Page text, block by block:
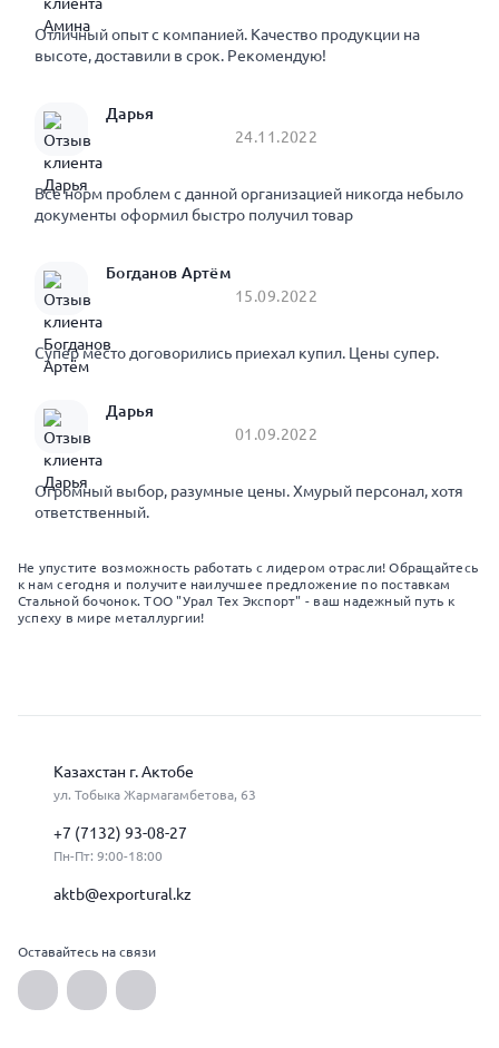
Отличный опыт с компанией. Качество продукции на
высоте, доставили в срок. Рекомендую!
Дарья
24.11.2022
Все норм проблем с данной организацией никогда небыло
документы оформил быстро получил товар
Богданов Артём
15.09.2022
Супер место договорились приехал купил. Цены супер.
Дарья
01.09.2022
Огромный выбор, разумные цены. Хмурый персонал, хотя
ответственный.
Не упустите возможность работать с лидером отрасли! Обращайтесь
к нам сегодня и получите наилучшее предложение по поставкам
Стальной бочонок. ТОО "Урал Тех Экспорт" - ваш надежный путь к
успеху в мире металлургии!
Казахстан г. Актобе
ул. Тобыка Жармагамбетова, 63
+7 (7132) 93-08-27
Пн-Пт: 9:00-18:00
aktb@exportural.kz
Оставайтесь на связи